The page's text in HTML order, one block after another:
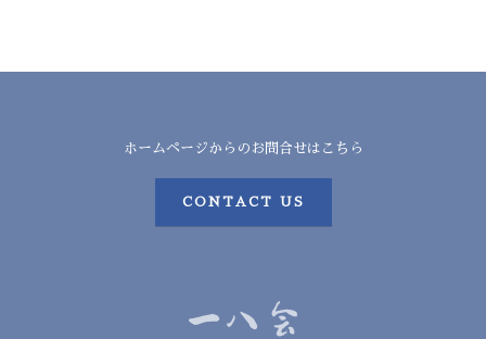
ホームページからのお問合せはこちら
CONTACT US